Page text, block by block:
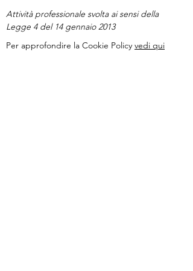
Attività professionale svolta ai sensi della
Legge 4 del 14 gennaio 2013
Per approfondire la Cookie Policy vedi qui